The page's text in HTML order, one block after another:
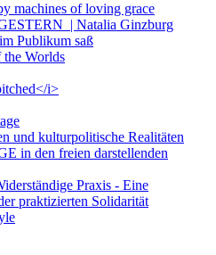
machines of loving grace
| Natalia Ginzburg
Publikum saß
Worlds
i>
und kulturpolitische Realitäten
in den freien darstellenden
Praxis - Eine
praktizierten Solidarität